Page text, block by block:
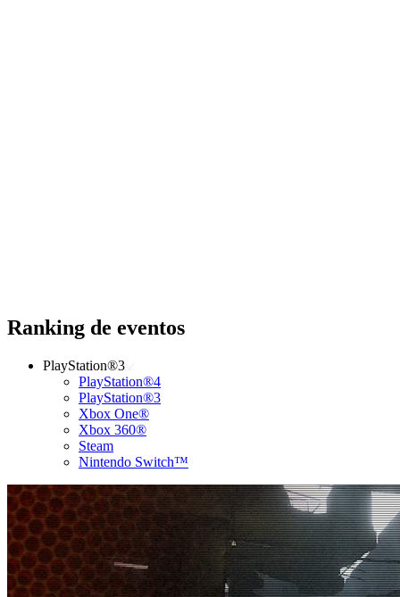
Ranking de eventos
PlayStation®3
PlayStation®4
PlayStation®3
Xbox One®
Xbox 360®
Steam
Nintendo Switch™